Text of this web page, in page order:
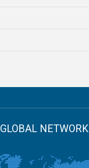
NETWORK